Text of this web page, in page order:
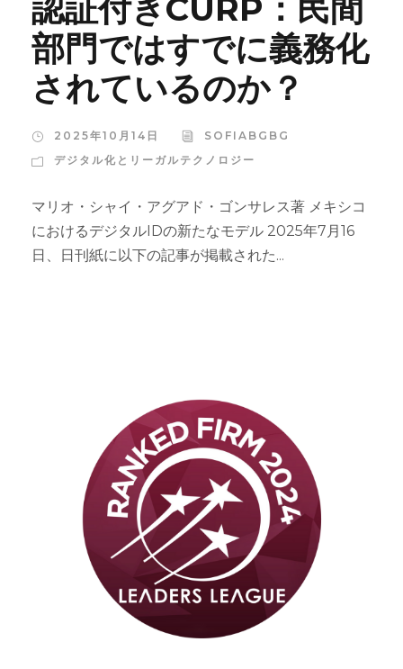
認証付きCURP：民間
部門ではすでに義務化
されているのか？
2025年10月14日
SOFIABGBG
デジタル化とリーガルテクノロジー
マリオ・シャイ・アグアド・ゴンサレス著 メキシコ
におけるデジタルIDの新たなモデル 2025年7月16
日、日刊紙に以下の記事が掲載された...